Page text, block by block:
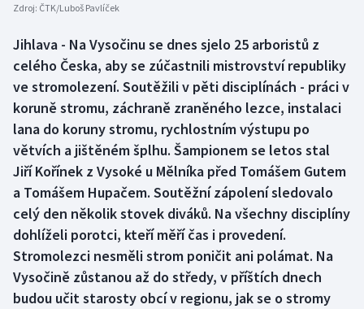
Biatlon
Boby a skeleton
Box
Curling
Dostihy
Florbal
Futsal
Aplikace ČT sport
AZ kvíz
Zdroj: ČTK/Luboš Pavlíček
Jihlava - Na Vysočinu se dnes sjelo 25 arboristů z
celého Česka, aby se zúčastnili mistrovství republiky
ve stromolezení. Soutěžili v pěti disciplínách - práci v
koruně stromu, záchraně zraněného lezce, instalaci
lana do koruny stromu, rychlostním výstupu po
větvích a jištěném šplhu. Šampionem se letos stal
Jiří Kořínek z Vysoké u Mělníka před Tomášem Gutem
a Tomášem Hupačem. Soutěžní zápolení sledovalo
celý den několik stovek diváků. Na všechny disciplíny
dohlíželi porotci, kteří měří čas i provedení.
Stromolezci nesměli strom poničit ani polámat. Na
Vysočině zůstanou až do středy, v příštích dnech
budou učit starosty obcí v regionu, jak se o stromy